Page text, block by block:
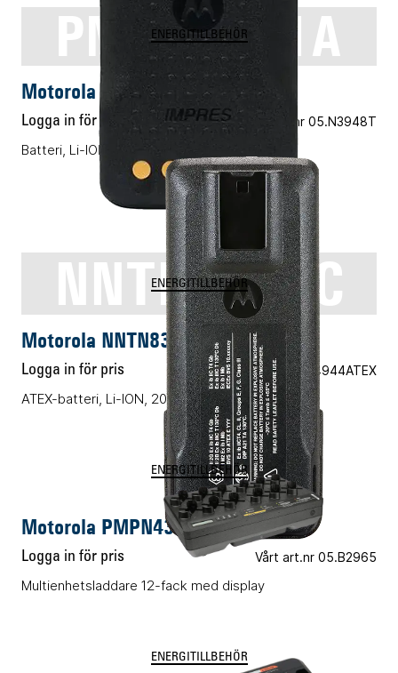
PMNN4511A
ENERGITILLBEHÖR
Motorola PMNN4511A
Logga in för pris Vårt art.nr 05.N3948T
Batteri, Li-ION, 2900mAh
NNTN8359C
ENERGITILLBEHÖR
Motorola NNTN8359C
Logga in för pris Vårt art.nr 05.N4944ATEX
ATEX-batteri, Li-ION, 2075mAh
ENERGITILLBEHÖR
Motorola PMPN4341A
Logga in för pris Vårt art.nr 05.B2965
Multienhetsladdare 12-fack med display
ENERGITILLBEHÖR